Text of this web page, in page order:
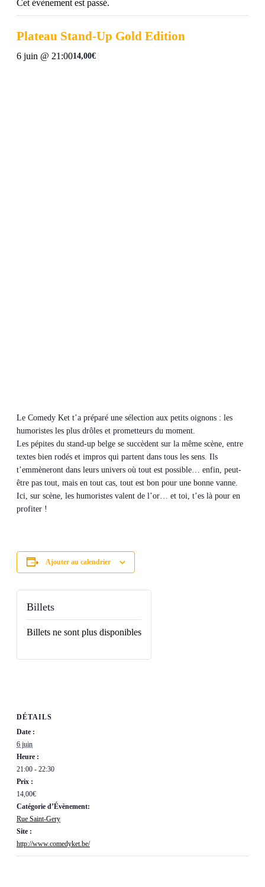
Cet évènement est passé.
Plateau Stand-Up Gold Edition
6 juin @ 21:0014,00€
Le Comedy Ket t’a préparé une sélection aux petits oignons : les
humoristes les plus drôles et prometteurs du moment.
Les pépites du stand-up belge se succèdent sur la même scène, entre
textes bien rodés et impros qui partent dans tous les sens. Ils
t’emmèneront dans leurs univers où tout est possible… enfin, peut-
être pas tout, mais en tout cas, tout est bon pour une bonne vanne.
Ici, sur scène, les humoristes valent de l’or… et toi, t’es là pour en
profiter !
Ajouter au calendrier
DÉTAILS
Date :
6 juin
Heure :
21:00 - 22:30
Prix :
14,00€
Catégorie d’Évènement:
Rue Saint-Gery
Site :
http://www.comedyket.be/
Billets
Billets ne sont plus disponibles